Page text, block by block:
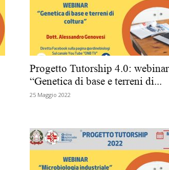
degli
Progetto Tutorship 4.0:
“Genetica di base e terreni di...
25 Maggio 2022